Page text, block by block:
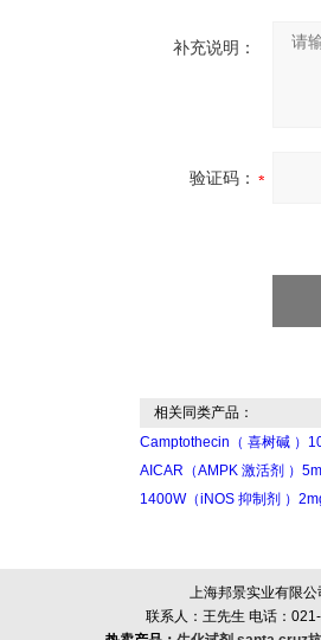
补充说明：
验证码：
相关同类产品：
Camptothecin（ 喜树碱 ）
AICAR（AMPK 激活剂 ）
1400W（iNOS 抑制剂 ）
上海邦景实业有限公
联系人：王先生 电话：